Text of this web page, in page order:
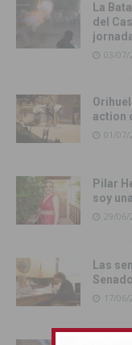
La
del
03/07/
action
01/07/
Pilar
soy
29/06/
Las
17/